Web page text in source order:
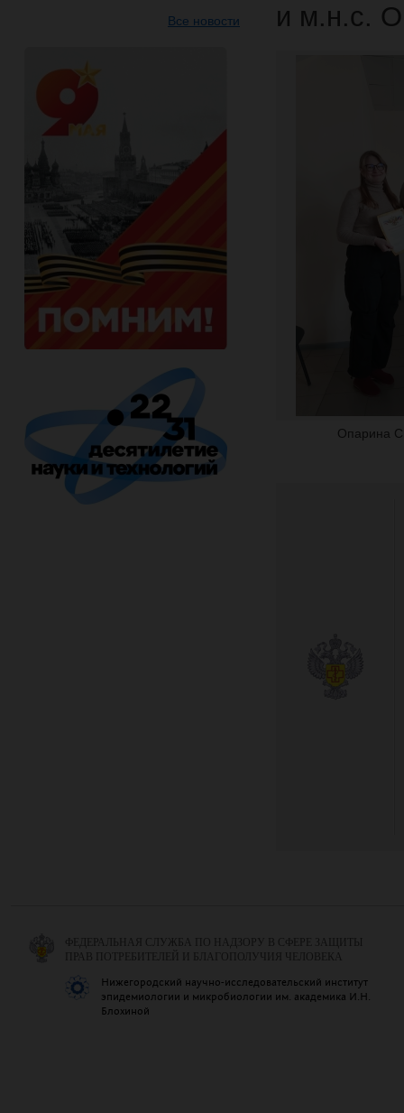
Все новости
и м.н.с.
Опарина
ФЕДЕРАЛЬНАЯ СЛУЖБА ПО НАДЗОРУ В СФЕРЕ ЗАЩИТЫ
ПРАВ ПОТРЕБИТЕЛЕЙ И БЛАГОПОЛУЧИЯ ЧЕЛОВЕКА
Нижегородский научно-исследовательский институт
эпидемиологии и микробиологии им. академика И.Н.
Блохиной